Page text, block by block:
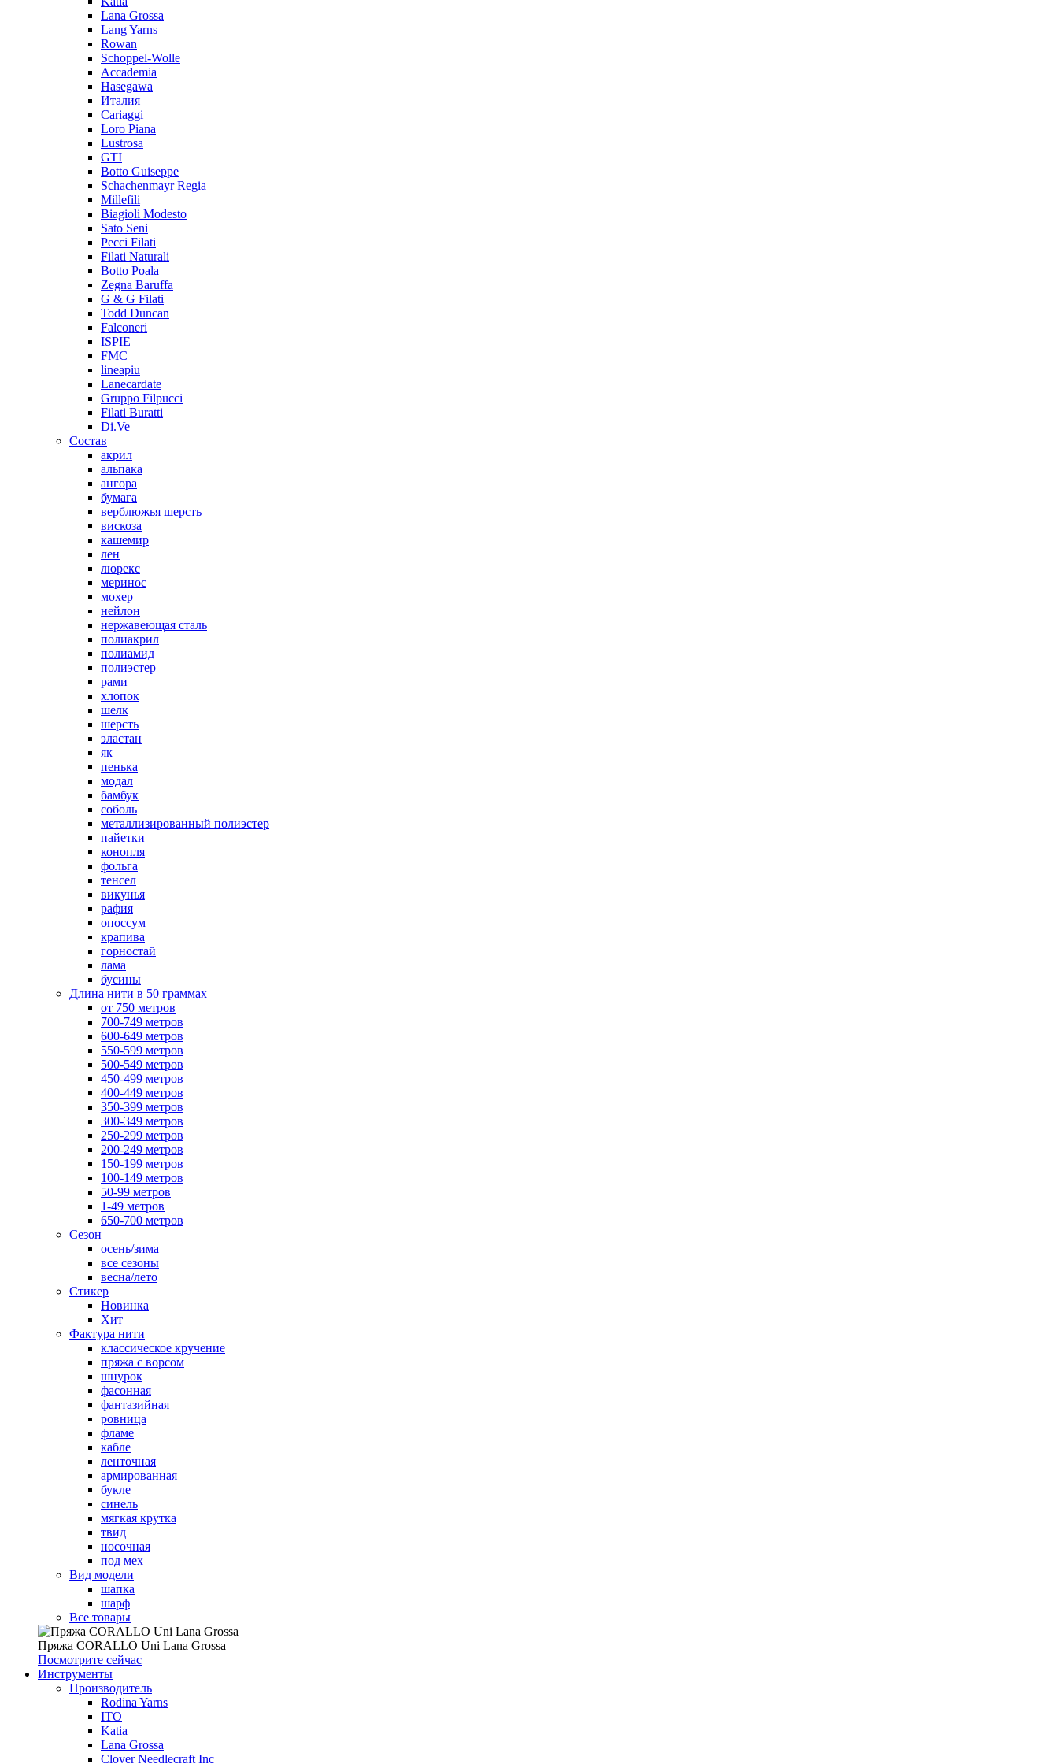
Lana Grossa
Lang Yarns
Rowan
Schoppel-Wolle
Accademia
Hasegawa
Италия
Cariaggi
Loro Piana
Lustrosa
GTI
Botto Guiseppe
Schachenmayr Regia
Millefili
Biagioli Modesto
Sato Seni
Pecci Filati
Filati Naturali
Botto Poala
Zegna Baruffa
G & G Filati
Todd Duncan
Falconeri
ISPIE
FMC
lineapiu
Lanecardate
Gruppo Filpucci
Filati Buratti
Di.Ve
Состав
акрил
альпака
ангора
бумага
верблюжья шерсть
вискоза
кашемир
лен
люрекс
меринос
мохер
нейлон
нержавеющая сталь
полиакрил
полиамид
полиэстер
рами
хлопок
шелк
шерсть
эластан
як
пенька
модал
бамбук
соболь
металлизированный полиэстер
пайетки
конопля
фольга
тенсел
викунья
рафия
опоссум
крапива
горностай
лама
бусины
Длина нити в 50 граммах
от 750 метров
700-749 метров
600-649 метров
550-599 метров
500-549 метров
450-499 метров
400-449 метров
350-399 метров
300-349 метров
250-299 метров
200-249 метров
150-199 метров
100-149 метров
50-99 метров
1-49 метров
650-700 метров
Сезон
осень/зима
все сезоны
весна/лето
Стикер
Новинка
Хит
Фактура нити
классическое кручение
пряжа с ворсом
шнурок
фасонная
фантазийная
ровница
фламе
кабле
ленточная
армированная
букле
синель
мягкая крутка
твид
носочная
под мех
Вид модели
шапка
шарф
Все товары
Пряжа CORALLO Uni Lana Grossa
Посмотрите сейчас
Инструменты
Производитель
Rodina Yarns
ITO
Katia
Lana Grossa
Clover Needlecraft Inc